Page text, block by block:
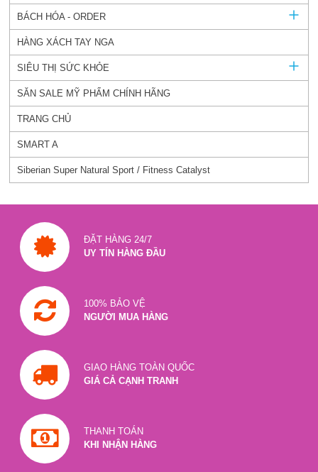
BÁCH HÓA - ORDER
HÀNG XÁCH TAY NGA
SIÊU THỊ SỨC KHỎE
SĂN SALE MỸ PHẨM CHÍNH HÃNG
TRANG CHỦ
SMART A
Siberian Super Natural Sport / Fitness Catalyst
ĐẶT HÀNG 24/7
UY TÍN HÀNG ĐẦU
100% BẢO VỆ
NGƯỜI MUA HÀNG
GIAO HÀNG TOÀN QUỐC
GIÁ CẢ CẠNH TRANH
THANH TOÁN
KHI NHẬN HÀNG